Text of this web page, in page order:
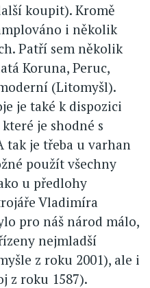
koupit). Kromě
i několik
Patří sem několik
Koruna, Peruc,
(Litomyšl).
je také k dispozici
je shodné s
je třeba u varhan
použít všechny
u předlohy
Vladimíra
pro náš národ málo,
nejmladší
z roku 2001), ale i
z roku 1587).